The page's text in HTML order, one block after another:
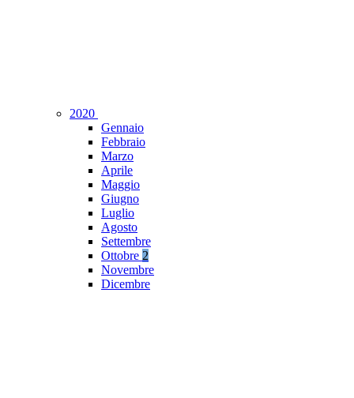
2020
Gennaio
Febbraio
Marzo
Aprile
Maggio
Giugno
Luglio
Agosto
Settembre
Ottobre 2
Novembre
Dicembre